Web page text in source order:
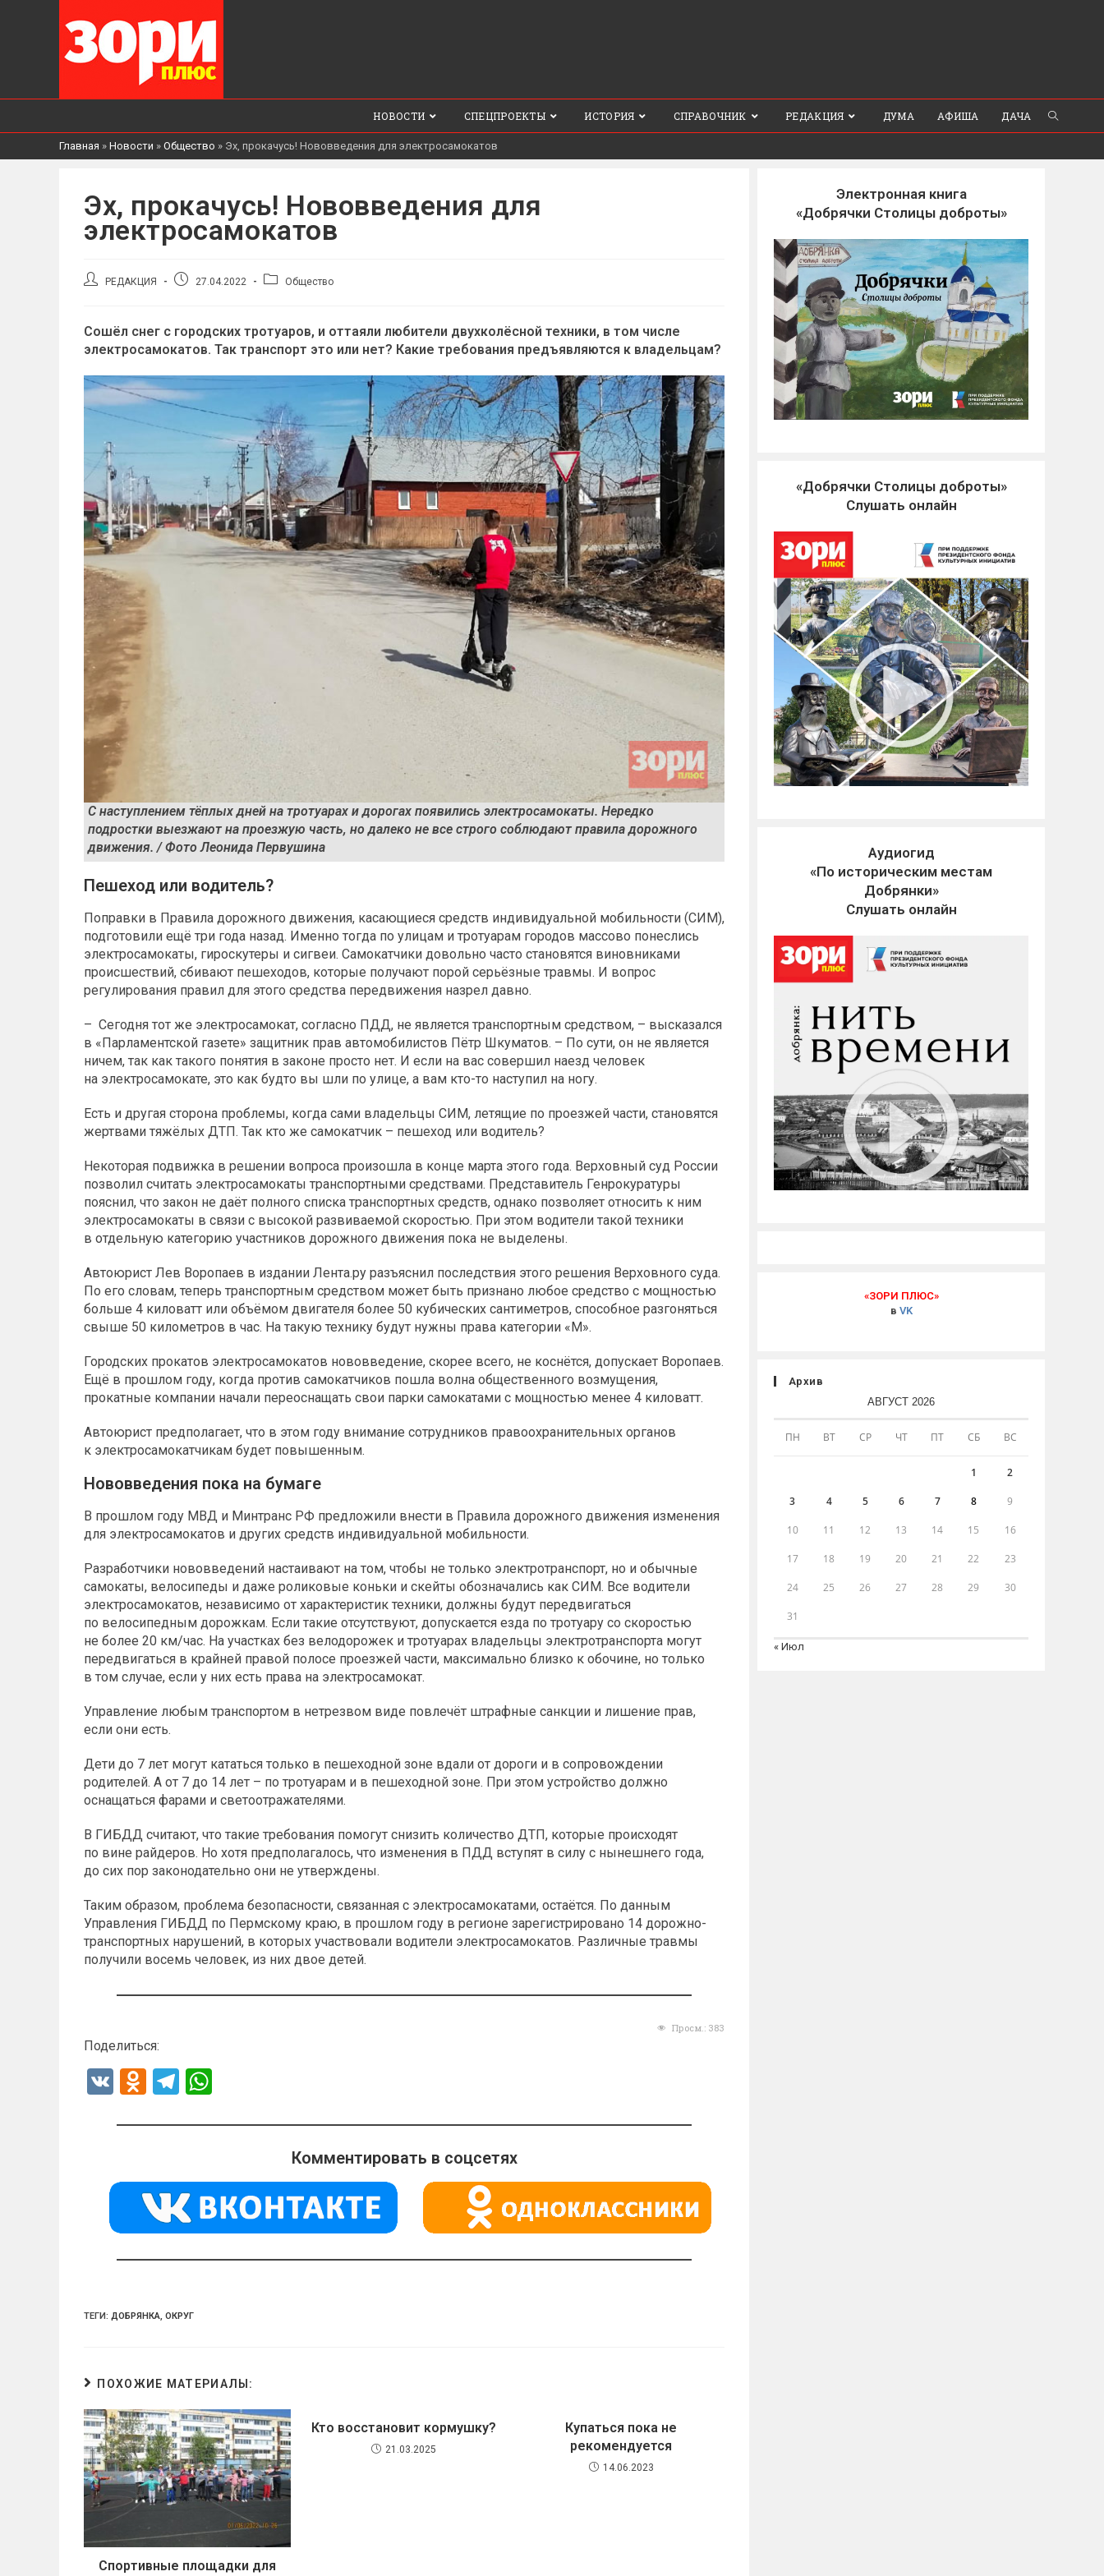
НОВОСТИ СПЕЦПРОЕКТЫ ИСТОРИЯ СПРАВОЧНИК РЕДАКЦИЯ ДУМА АФИША ДАЧА
Главная » Новости » Общество » Эх, прокачусь! Нововведения для электросамокатов
Эх, прокачусь! Нововведения для
электросамокатов
АвторРЕДАКЦИЯ
Запись27.04.2022
РубрикаОбщество
Сошёл снег с городских тротуаров, и оттаяли любители двухколёсной техники, в том числе
электросамокатов. Так транспорт это или нет? Какие требования предъявляются к владельцам?
С наступлением тёплых дней на тротуарах и дорогах появились электросамокаты. Нередко
подростки выезжают на проезжую часть, но далеко не все строго соблюдают правила дорожного
движения. / Фото Леонида Первушина
Пешеход или водитель?
Поправки в Правила дорожного движения, касающиеся средств индивидуальной мобильности (СИМ),
подготовили ещё три года назад. Именно тогда по улицам и тротуарам городов массово понеслись
электросамокаты, гироскутеры и сигвеи. Самокатчики довольно часто становятся виновниками
происшествий, сбивают пешеходов, которые получают порой серьёзные травмы. И вопрос
регулирования правил для этого средства передвижения назрел давно.
– Сегодня тот же электросамокат, согласно ПДД, не является транспортным средством, – высказался
в «Парламентской газете» защитник прав автомобилистов Пётр Шкуматов. – По сути, он не является
ничем, так как такого понятия в законе просто нет. И если на вас совершил наезд человек
на электросамокате, это как будто вы шли по улице, а вам кто-то наступил на ногу.
Есть и другая сторона проблемы, когда сами владельцы СИМ, летящие по проезжей части, становятся
жертвами тяжёлых ДТП. Так кто же самокатчик – пешеход или водитель?
Некоторая подвижка в решении вопроса произошла в конце марта этого года. Верховный суд России
позволил считать электросамокаты транспортными средствами. Представитель Генрокуратуры
пояснил, что закон не даёт полного списка транспортных средств, однако позволяет относить к ним
электросамокаты в связи с высокой развиваемой скоростью. При этом водители такой техники
в отдельную категорию участников дорожного движения пока не выделены.
Автоюрист Лев Воропаев в издании Лента.ру разъяснил последствия этого решения Верховного суда.
По его словам, теперь транспортным средством может быть признано любое средство с мощностью
больше 4 киловатт или объёмом двигателя более 50 кубических сантиметров, способное разгоняться
свыше 50 километров в час. На такую технику будут нужны права категории «М».
Городских прокатов электросамокатов нововведение, скорее всего, не коснётся, допускает Воропаев.
Ещё в прошлом году, когда против самокатчиков пошла волна общественного возмущения,
прокатные компании начали переоснащать свои парки самокатами с мощностью менее 4 киловатт.
Автоюрист предполагает, что в этом году внимание сотрудников правоохранительных органов
к электросамокатчикам будет повышенным.
Нововведения пока на бумаге
В прошлом году МВД и Минтранс РФ предложили внести в Правила дорожного движения изменения
для электросамокатов и других средств индивидуальной мобильности.
Разработчики нововведений настаивают на том, чтобы не только электротранспорт, но и обычные
самокаты, велосипеды и даже роликовые коньки и скейты обозначались как СИМ. Все водители
электросамокатов, независимо от характеристик техники, должны будут передвигаться
по велосипедным дорожкам. Если такие отсутствуют, допускается езда по тротуару со скоростью
не более 20 км/час. На участках без велодорожек и тротуарах владельцы электротранспорта могут
передвигаться в крайней правой полосе проезжей части, максимально близко к обочине, но только
в том случае, если у них есть права на электросамокат.
Управление любым транспортом в нетрезвом виде повлечёт штрафные санкции и лишение прав,
если они есть.
Дети до 7 лет могут кататься только в пешеходной зоне вдали от дороги и в сопровождении
родителей. А от 7 до 14 лет – по тротуарам и в пешеходной зоне. При этом устройство должно
оснащаться фарами и светоотражателями.
В ГИБДД считают, что такие требования помогут снизить количество ДТП, которые происходят
по вине райдеров. Но хотя предполагалось, что изменения в ПДД вступят в силу с нынешнего года,
до сих пор законодательно они не утверждены.
Таким образом, проблема безопасности, связанная с электросамокатами, остаётся. По данным
Управления ГИБДД по Пермскому краю, в прошлом году в регионе зарегистрировано 14 дорожно-
транспортных нарушений, в которых участвовали водители электросамокатов. Различные травмы
получили восемь человек, из них двое детей.
Просм.: 383
Поделиться:
V
O
n
kl
a
ss
ni
T
e
a
m
at
A
p
p
Комментировать в соцсетях
ТЕГИ: ДОБРЯНКА, ОКРУГ
ПОХОЖИЕ МАТЕРИАЛЫ:
Спортивные площадки для
Кто восстановит кормушку?
21.03.2025
Купаться пока не
рекомендуется
14.06.2023
Электронная книга
«Добрячки Столицы доброты»
«Добрячки Столицы доброты»
Слушать онлайн
Аудиогид
«По историческим местам
Добрянки»
Слушать онлайн
«ЗОРИ ПЛЮС»
в VK
Архив
АВГУСТ 2026
ПН ВТ СР ЧТ ПТ СБ ВС
1 2
3 4 5 6 7 8 9
10 11 12 13 14 15 16
17 18 19 20 21 22 23
24 25 26 27 28 29 30
31
« Июл